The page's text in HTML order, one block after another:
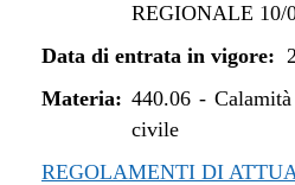
REGIONALE 10/
Data di entrata in vigore:
Materia: 440.06-
civile
REGOLAMENTI DI